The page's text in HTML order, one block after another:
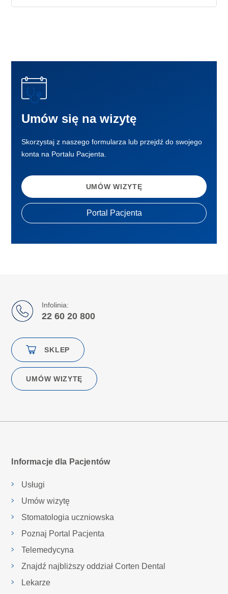
Umów się na wizytę
Skorzystaj z naszego formularza lub przejdź do swojego
konta na Portalu Pacjenta.
UMÓW WIZYTĘ
Portal Pacjenta
Infolinia:
22 60 20 800
SKLEP
UMÓW WIZYTĘ
Informacje dla Pacjentów
Usługi
Umów wizytę
Stomatologia uczniowska
Poznaj Portal Pacjenta
Telemedycyna
Znajdź najbliższy oddział Corten Dental
Lekarze